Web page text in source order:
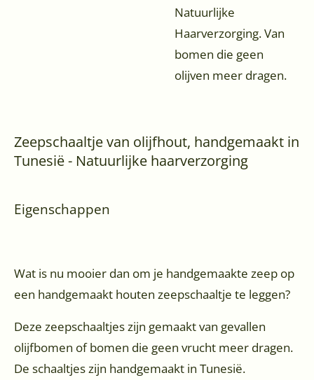
Natuurlijke
Haarverzorging. Van
bomen die geen
olijven meer dragen.
Zeepschaaltje van olijfhout, handgemaakt in
Tunesië - Natuurlijke haarverzorging
Eigenschappen
Wat is nu mooier dan om je handgemaakte zeep op
een handgemaakt houten zeepschaaltje te leggen?
Deze zeepschaaltjes zijn gemaakt van gevallen
olijfbomen of bomen die geen vrucht meer dragen.
De schaaltjes zijn handgemaakt in Tunesië.